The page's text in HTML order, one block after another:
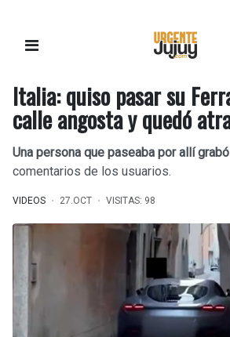
Italia: quiso pasar su
calle angosta y quedó
Una persona que paseaba por allí
comentarios de los usuarios.
VIDEOS 27.OCT VISITAS: 98